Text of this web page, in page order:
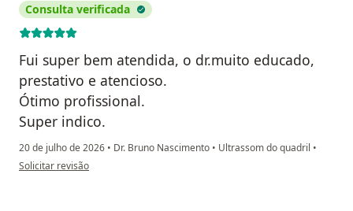
Consulta verificada
Fui super bem atendida, o dr.muito educado,
prestativo e atencioso.
Ótimo profissional.
Super indico.
20 de julho de 2026 • Dr. Bruno Nascimento • Ultrassom do quadril •
na opinião do utilizador Erismar Bezerra Rodrigues
Solicitar revisão